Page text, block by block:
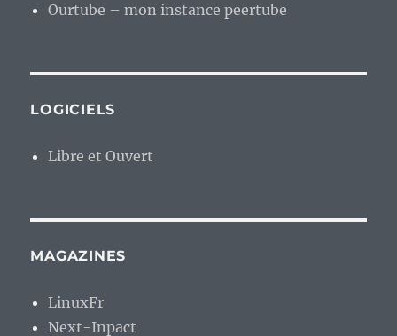
Ourtube – mon instance peertube
LOGICIELS
Libre et Ouvert
MAGAZINES
LinuxFr
Next-Inpact